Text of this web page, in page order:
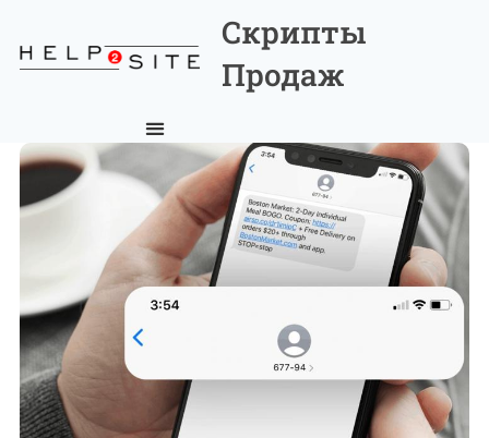
Скрипты
Продаж